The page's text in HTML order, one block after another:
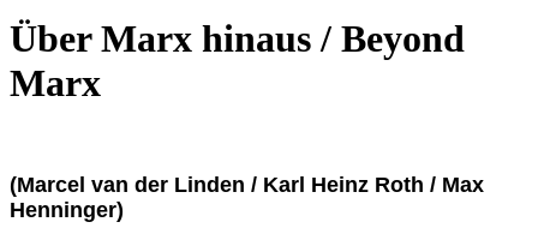
Über Marx hinaus / Beyond
Marx
(Marcel van der Linden / Karl Heinz Roth / Max
Henninger)